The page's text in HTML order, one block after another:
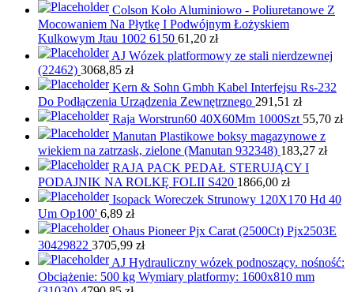
Colson Koło Aluminiowo - Poliuretanowe Z
Mocowaniem Na Płytkę I Podwójnym Łożyskiem
Kulkowym Jtau 1002 6150 61,20 zł
AJ Wózek platformowy ze stali nierdzewnej
(22462) 3068,85 zł
Kern & Sohn Gmbh Kabel Interfejsu Rs-232
Do Podłączenia Urządzenia Zewnętrznego 291,51 zł
Raja Worstrun60 40X60Mm 1000Szt 55,70 zł
Manutan Plastikowe boksy magazynowe z
wiekiem na zatrzask, zielone (Manutan 932348) 183,27 zł
RAJA PACK PEDAŁ STERUJĄCY I
PODAJNIK NA ROLKĘ FOLII S420 1866,00 zł
Isopack Woreczek Strunowy 120X170 Hd 40
Um Op100' 6,89 zł
Ohaus Pioneer Pjx Carat (2500Ct) Pjx2503E
30429822 3705,99 zł
AJ Hydrauliczny wózek podnoszący. nośność:
Obciążenie: 500 kg Wymiary platformy: 1600x810 mm